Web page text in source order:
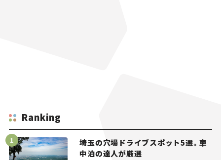
Ranking
埼玉の穴場ドライブスポット5選。車
中泊の達人が厳選